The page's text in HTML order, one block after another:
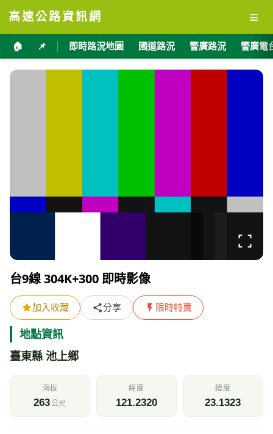
高速公路資訊網 ≡
🏠 📌 即時路況地圖 國道路況 警廣路況 警廣電
台9線 304K+300 即時影像
加入收藏 分享 限時特賣
地點資訊
臺東縣 池上鄉
海拔
263公尺
經度
121.2320
緯度
23.1323